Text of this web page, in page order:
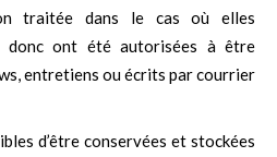
traitée dans le cas où elles
donc ont été autorisées à être
entretiens ou écrits par courrier
d’être conservées et stockées